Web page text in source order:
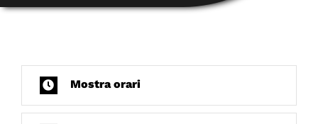
Mostra orari